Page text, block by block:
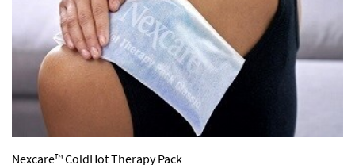
Nexcare™ ColdHot Therapy Pack